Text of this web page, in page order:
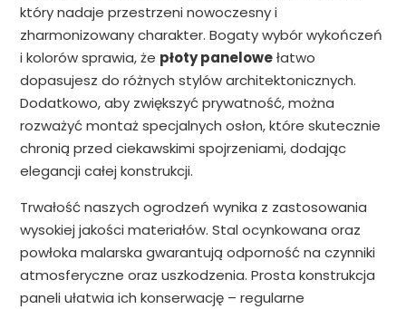
który nadaje przestrzeni nowoczesny i
zharmonizowany charakter. Bogaty wybór wykończeń
i kolorów sprawia, że płoty panelowełatwo
dopasujesz do różnych stylów architektonicznych.
Dodatkowo, aby zwiększyć prywatność, można
rozważyć montaż specjalnych osłon, które skutecznie
chronią przed ciekawskimi spojrzeniami, dodając
elegancji całej konstrukcji.
Trwałość naszych ogrodzeń wynika z zastosowania
wysokiej jakości materiałów. Stal ocynkowana oraz
powłoka malarska gwarantują odporność na czynniki
atmosferyczne oraz uszkodzenia. Prosta konstrukcja
paneli ułatwia ich konserwację – regularne